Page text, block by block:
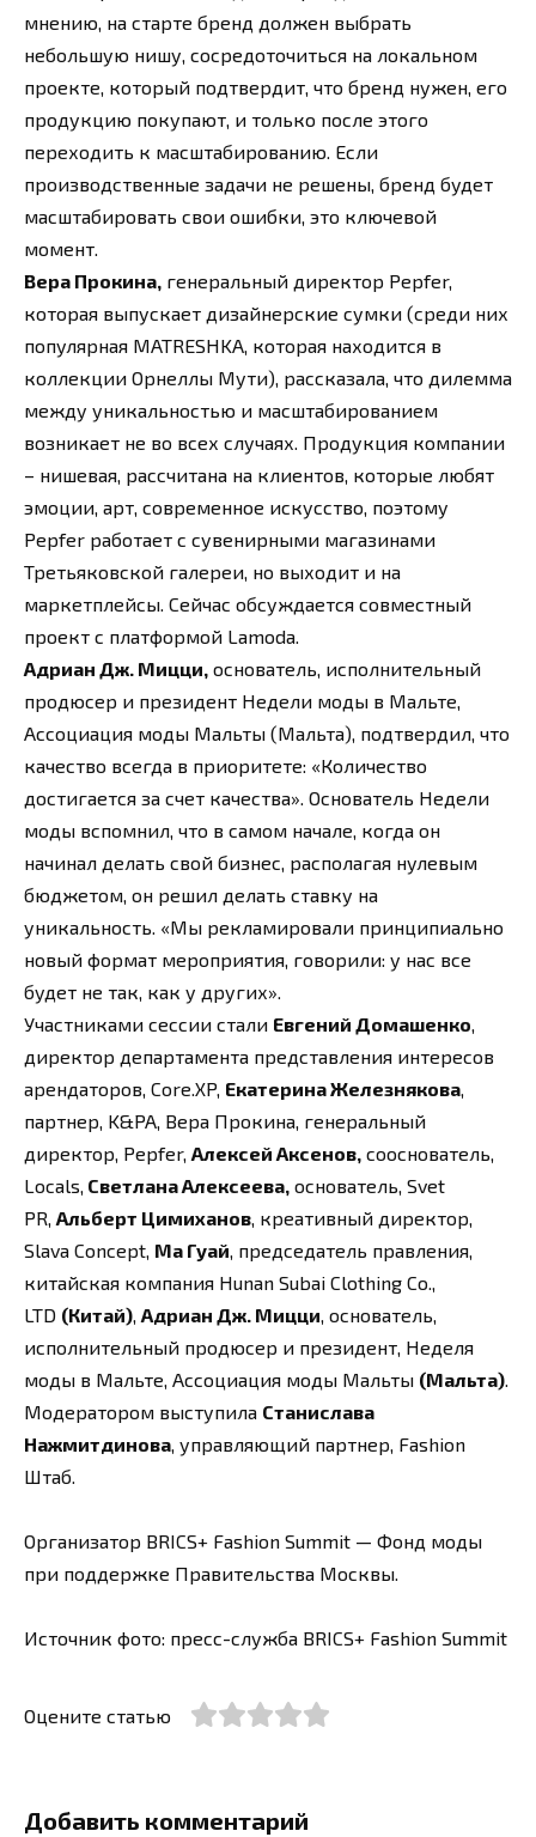
мнению, на старте бренд должен выбрать
небольшую нишу, сосредоточиться на локальном
проекте, который подтвердит, что бренд нужен, его
продукцию покупают, и только после этого
переходить к масштабированию. Если
производственные задачи не решены, бренд будет
масштабировать свои ошибки, это ключевой
момент.
Вера Прокина, генеральный директор Pepfer,
которая выпускает дизайнерские сумки (среди них
популярная MATRESHKA, которая находится в
коллекции Орнеллы Мути), рассказала, что дилемма
между уникальностью и масштабированием
возникает не во всех случаях. Продукция компании
– нишевая, рассчитана на клиентов, которые любят
эмоции, арт, современное искусство, поэтому
Pepfer работает с сувенирными магазинами
Третьяковской галереи, но выходит и на
маркетплейсы. Сейчас обсуждается совместный
проект с платформой Lamoda.
Адриан Дж. Мицци, основатель, исполнительный
продюсер и президент Недели моды в Мальте,
Ассоциация моды Мальты (Мальта), подтвердил, что
качество всегда в приоритете: «Количество
достигается за счет качества». Основатель Недели
моды вспомнил, что в самом начале, когда он
начинал делать свой бизнес, располагая нулевым
бюджетом, он решил делать ставку на
уникальность. «Мы рекламировали принципиально
новый формат мероприятия, говорили: у нас все
будет не так, как у других».
Участниками сессии стали Евгений Домашенко,
директор департамента представления интересов
арендаторов, Core.XP, Екатерина Железнякова,
партнер, K&PA, Вера Прокина, генеральный
директор, Pepfer, Алексей Аксенов, сооснователь,
Locals, Светлана Алексеева, основатель, Svet
PR, Альберт Цимиханов, креативный директор,
Slava Concept, Ма Гуай, председатель правления,
китайская компания Hunan Subai Clothing Co.,
LTD (Китай), Адриан Дж. Мицци, основатель,
исполнительный продюсер и президент, Неделя
моды в Мальте, Ассоциация моды Мальты (Мальта).
Модератором выступила Станислава
Нажмитдинова, управляющий партнер, Fashion
Штаб.
Организатор BRICS+ Fashion Summit — Фонд моды
при поддержке Правительства Москвы.
Источник фото: пресс-служба BRICS+ Fashion Summit
Оцените статью
Добавить комментарий